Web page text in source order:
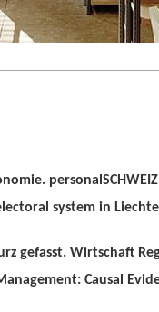
system in
gefasst. Wirtschaft
Causal